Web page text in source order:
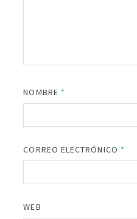
NOMBRE *
CORREO ELECTRÓNICO *
WEB